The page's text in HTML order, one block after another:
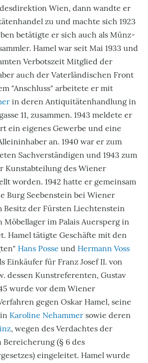
Wien, dann wandte er
zu und machte sich 1923
betätigte er sich auch als Münz-
Hamel war seit Mai 1933 und
Verbotszeit Mitglied der
auch der Vaterländischen Front
"Anschluss" arbeitete er mit
in deren Antiquitätenhandlung in
11, zusammen. 1943 meldete er
ein eigenes Gewerbe und eine
an. 1940 war er zum
Sachverständigen und 1943 zum
Kunstabteilung des Wiener
worden. 1942 hatte er gemeinsam
Burg Seebenstein bei Wiener
Besitz der Fürsten Liechtenstein
im Palais Auersperg in
Hamel tätigte Geschäfte mit den
Hans Posse und Hermann Voss
Einkäufer für Franz Josef II. von
dessen Kunstreferenten, Gustav
wurde vor dem Wiener
gegen Oskar Hamel, seine
Karoline Nehammer sowie deren
, wegen des Verdachtes der
(§ 6 des
eingeleitet. Hamel wurde